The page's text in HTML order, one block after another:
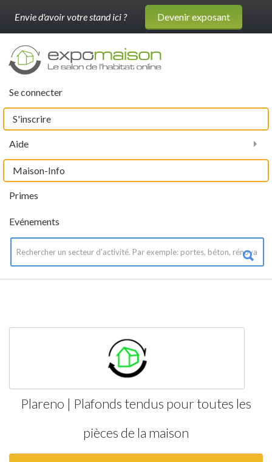
Envie d'avoir votre stand ici ? Devenir exposant
Se connecter
S'inscrire
Aide
Evénements
Primes
Maison-Info
Plareno | Plafonds tendus pour toutes les
pièces de la maison